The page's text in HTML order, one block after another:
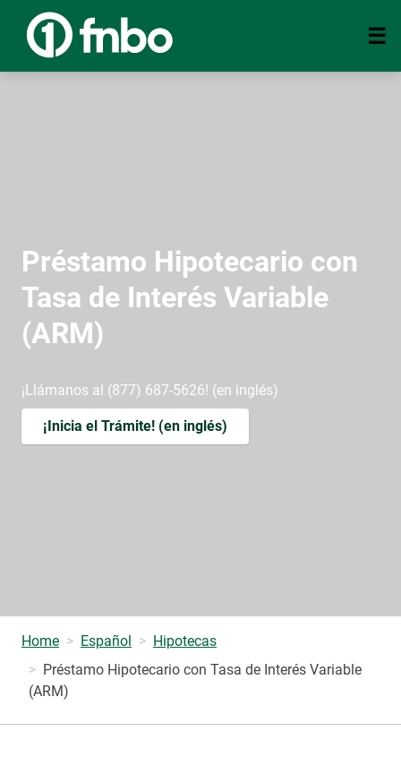
Préstamo Hipotecario con
Tasa de Interés Variable
(ARM)
¡Llámanos al (877) 687-5626! (en inglés)
¡Inicia el Trámite! (en inglés)
Home Español
Hipotecas
Préstamo Hipotecario con Tasa de Interés Variable
(ARM)